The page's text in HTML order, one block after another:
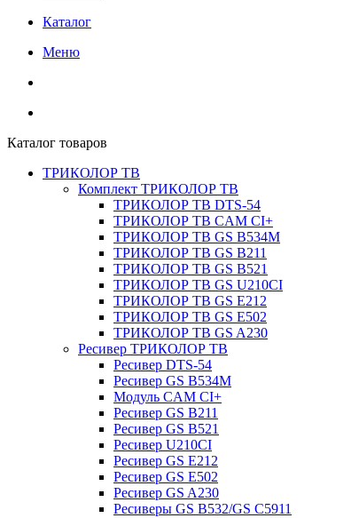
Каталог
Меню
Каталог товаров
ТРИКОЛОР ТВ
Комплект ТРИКОЛОР ТВ
ТРИКОЛОР ТВ DTS-54
ТРИКОЛОР ТВ CAM CI+
ТРИКОЛОР ТВ GS B534M
ТРИКОЛОР ТВ GS B211
ТРИКОЛОР ТВ GS B521
ТРИКОЛОР ТВ GS U210CI
ТРИКОЛОР ТВ GS E212
ТРИКОЛОР ТВ GS E502
ТРИКОЛОР ТВ GS A230
Ресивер ТРИКОЛОР ТВ
Ресивер DTS-54
Ресивер GS B534M
Модуль CAM CI+
Ресивер GS B211
Ресивер GS B521
Ресивер U210CI
Ресивер GS E212
Ресивер GS E502
Ресивер GS A230
Ресиверы GS B532/GS C5911